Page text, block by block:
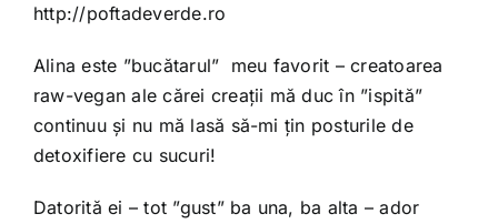
http://poftadeverde.ro
Alina este ”bucătarul” meu favorit – creatoarea
raw-vegan ale cărei creații mă duc în ”ispită”
continuu și nu mă lasă să-mi țin posturile de
detoxifiere cu sucuri!
Datorită ei – tot ”gust” ba una, ba alta – ador